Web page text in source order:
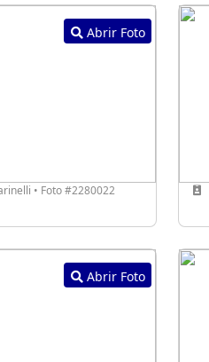
Abrir Foto
• Foto #2280022
Abrir Foto